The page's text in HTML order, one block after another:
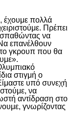
έχουμε πολλά
Πρέπει
να
επανέλθουν
το γκρουπ που θα
στιγμή ο
υπό συνεχή
να
αντίδραση στο
γνωρίζοντας